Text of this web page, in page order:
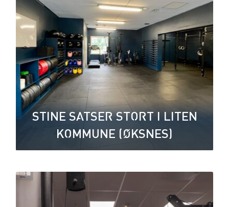
STINE SATSER STORT I LITEN
KOMMUNE (ØKSNES)